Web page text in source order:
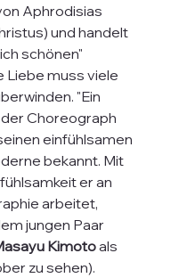
Aphrodisias
und handelt
schönen"
Liebe muss viele
"Ein
Choreograph
einfühlsamen
bekannt. Mit
er an
arbeitet,
jungen Paar
Kimoto als
zu sehen).